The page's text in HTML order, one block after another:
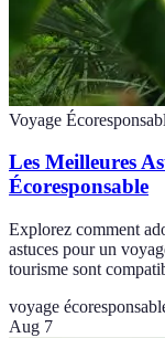
Voyage
Les Meilleures
Écoresponsable
Explorez comment
astuces pour un
tourisme sont
voyage
Aug 7